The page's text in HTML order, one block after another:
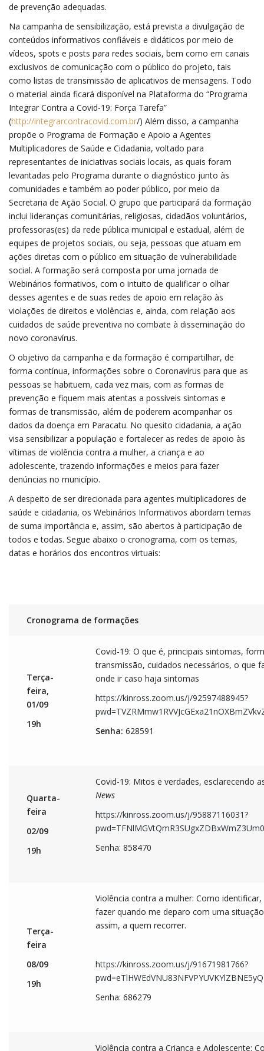
de prevenção adequadas.
Na campanha de sensibilização, está prevista a divulgação de
conteúdos informativos confiáveis e didáticos por meio de
vídeos, spots e posts para redes sociais, bem como em canais
exclusivos de comunicação com o público do projeto, tais
como listas de transmissão de aplicativos de mensagens. Todo
o material ainda ficará disponível na Plataforma do “Programa
Integrar Contra a Covid-19: Força Tarefa”
(http://integrarcontracovid.com.br/) Além disso, a campanha
propõe o Programa de Formação e Apoio a Agentes
Multiplicadores de Saúde e Cidadania, voltado para
representantes de iniciativas sociais locais, as quais foram
levantadas pelo Programa durante o diagnóstico junto às
comunidades e também ao poder público, por meio da
Secretaria de Ação Social. O grupo que participará da formação
inclui lideranças comunitárias, religiosas, cidadãos voluntários,
professoras(es) da rede pública municipal e estadual, além de
equipes de projetos sociais, ou seja, pessoas que atuam em
ações diretas com o público em situação de vulnerabilidade
social. A formação será composta por uma jornada de
Webinários formativos, com o intuito de qualificar o olhar
desses agentes e de suas redes de apoio em relação às
violações de direitos e violências e, ainda, com relação aos
cuidados de saúde preventiva no combate à disseminação do
novo coronavírus.
O objetivo da campanha e da formação é compartilhar, de
forma contínua, informações sobre o Coronavírus para que as
pessoas se habituem, cada vez mais, com as formas de
prevenção e fiquem mais atentas a possíveis sintomas e
formas de transmissão, além de poderem acompanhar os
dados da doença em Paracatu. No quesito cidadania, a ação
visa sensibilizar a população e fortalecer as redes de apoio às
vítimas de violência contra a mulher, a criança e ao
adolescente, trazendo informações e meios para fazer
denúncias no município.
A despeito de ser direcionada para agentes multiplicadores de
saúde e cidadania, os Webinários Informativos abordam temas
de suma importância e, assim, são abertos à participação de
todos e todas. Segue abaixo o cronograma, com os temas,
datas e horários dos encontros virtuais:
Cronograma de formações
Terça-
feira,
01/09
19h
Covid-19: O que é, principais sintomas,
transmissão, cuidados necessários, o que
onde ir caso haja sintomas
https://kinross.zoom.us/j/92597488945?
Senha: 628591
Quarta-
feira
02/09
19h
Covid-19: Mitos e verdades, esclarecendo
News
https://kinross.zoom.us/j/95887116031?
Senha: 858470
Terça-
feira
08/09
19h
Violência contra a mulher: Como
fazer quando me deparo com uma situação
assim, a quem recorrer.
https://kinross.zoom.us/j/91671981766?
Senha: 686279
Violência contra a Criança e Adolescente: